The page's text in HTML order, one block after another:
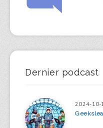
Dernier podcast
2024-10-